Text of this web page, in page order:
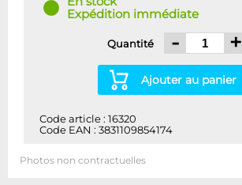
Expédition immédiate
Quantité - +
Ajouter au panier
Code article : 16320
Code EAN : 3831109854174
Photos non contractuelles